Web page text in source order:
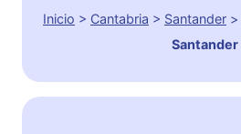
Inicio > Cantabria > Santander >
Santander